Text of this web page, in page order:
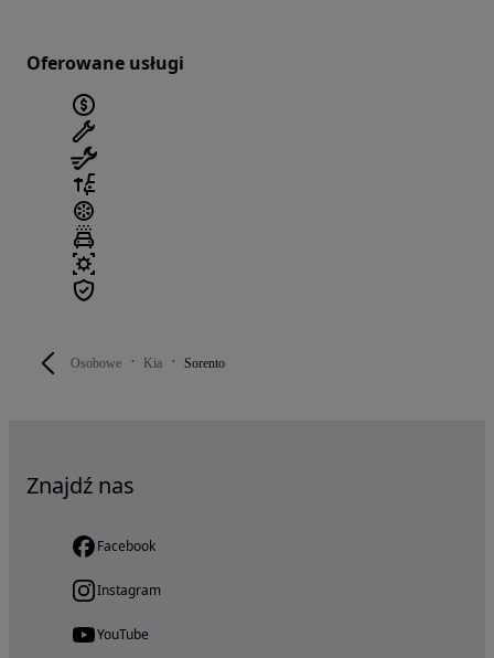
Osobowe Kia Sorento
Oferowane usługi
Znajdź nas
Facebook
Instagram
YouTube